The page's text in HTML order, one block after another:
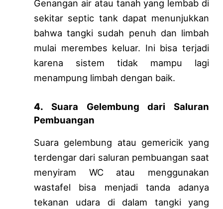
Genangan air atau tanah yang lembab di
sekitar septic tank dapat menunjukkan
bahwa tangki sudah penuh dan limbah
mulai merembes keluar. Ini bisa terjadi
karena sistem tidak mampu lagi
menampung limbah dengan baik.
4. Suara Gelembung dari Saluran
Pembuangan
Suara gelembung atau gemericik yang
terdengar dari saluran pembuangan saat
menyiram WC atau menggunakan
wastafel bisa menjadi tanda adanya
tekanan udara di dalam tangki yang